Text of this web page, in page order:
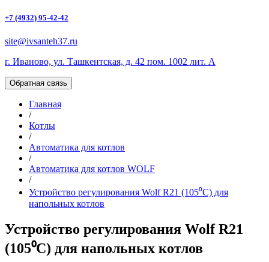
+7 (4932) 95-42-42
site@ivsanteh37.ru
г. Иваново, ул. Ташкентская, д. 42 пом. 1002 лит. А
Обратная связь
Главная
/
Котлы
/
Автоматика для котлов
/
Автоматика для котлов WOLF
/
Устройство регулирования Wolf R21 (105⁰С) для
напольных котлов
Устройство регулирования Wolf R21
(105⁰С) для напольных котлов